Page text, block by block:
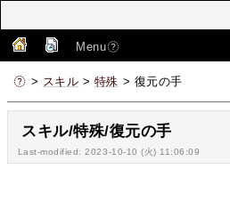
Menu
> スキル > 特殊 > 復元の手
スキル/特殊/復元の手
Last-modified: 2023-10-10 (火) 11:06:09